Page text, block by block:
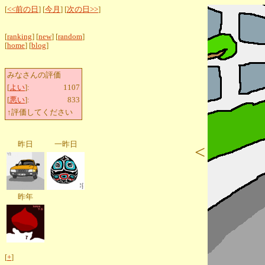
[<<前の日 ] [今月 ] [次の日>>]
[ranking] [new] [random]
[home] [blog]
みなさんの評価
[よい]:
1107
[悪い]:
833
↑評価してください
昨日 一昨日
昨年
[+]
<